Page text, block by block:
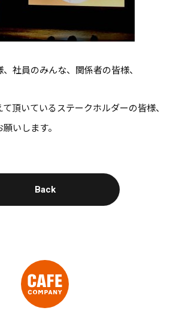
社員のみんな、関係者の皆様、
頂いているステークホルダーの皆様、
いします。
Back